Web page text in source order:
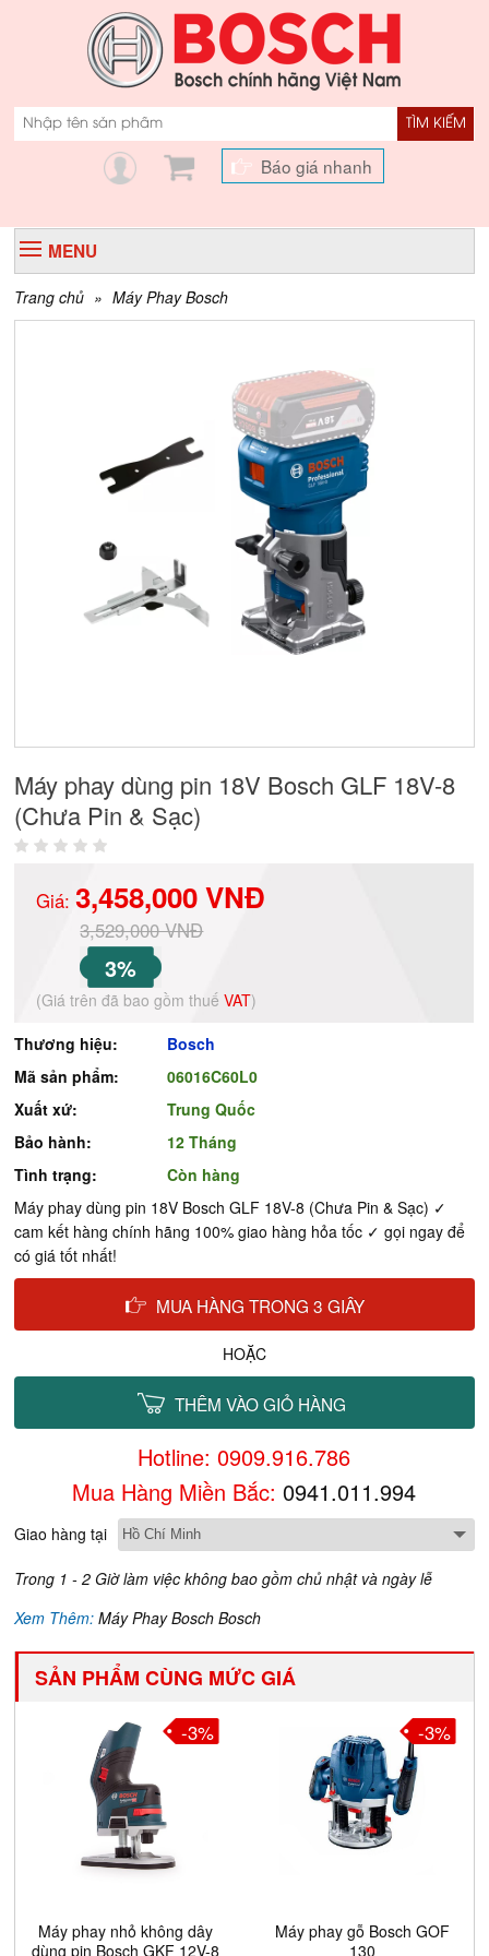
TÌM KIẾM
Báo giá nhanh
MENU
Trang chủ » Máy Phay Bosch
Máy phay dùng pin 18V Bosch GLF 18V-8
(Chưa Pin & Sạc)
Giá:3,458,000 VNĐ
3,529,000 VNĐ
3%
(Giá trên đã bao gồm thuếVAT)
Thương hiệu:
Bosch
Mã sản phẩm:
06016C60L0
Xuất xứ:
Trung Quốc
Bảo hành:
12 Tháng
Tình trạng:
Còn hàng
Máy phay dùng pin 18V Bosch GLF 18V-8 (Chưa Pin & Sạc) ✓
cam kết hàng chính hãng 100% giao hàng hỏa tốc ✓ gọi ngay để
có giá tốt nhất!
MUA HÀNG TRONG 3 GIÂY
HOẶC
THÊM VÀO GIỎ HÀNG
Hotline: 0909.916.786
Mua Hàng Miền Bắc: 0941.011.994
Giao hàng tại
Trong 1 - 2 Giờ làm việc không bao gồm chủ nhật và ngày lễ
Xem Thêm:Máy Phay Bosch Bosch
SẢN PHẨM CÙNG MỨC GIÁ
Máy phay nhỏ không dây
dùng pin Bosch GKF 12V-8
-3%
Máy phay gỗ Bosch GOF
130
-3%